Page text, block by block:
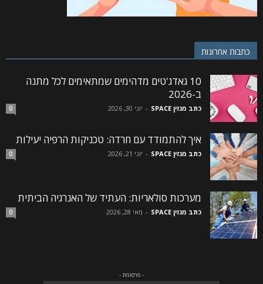
כתבות אחרונות
10 גאדג'טים מדהימים שמתאימים לכל מתנה
ב-2026
כתב מגזין SPACE - יוני 30, 2026 0
איך להתמודד עם חרדה: טכניקות הרפיה יעילות
כתב מגזין SPACE - יוני 21, 2026 0
מערכות סולאריות: העתיד של האנרגיה הביתית
כתב מגזין SPACE - מאי 28, 2026 0
- פרסומת -